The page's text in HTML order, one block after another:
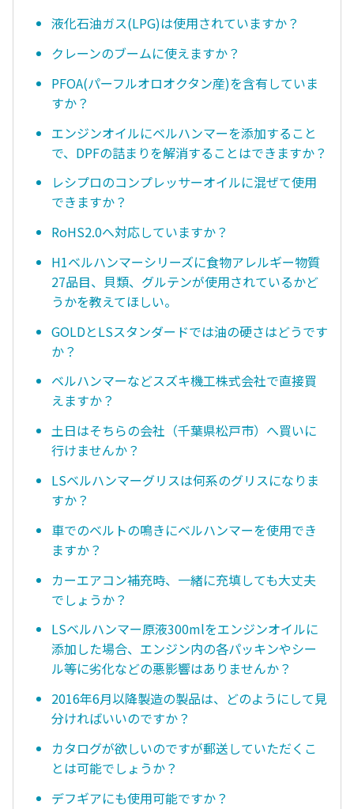
液化石油ガス(LPG)は使用されていますか？
クレーンのブームに使えますか？
PFOA(パーフルオロオクタン産)を含有していま
すか？
エンジンオイルにベルハンマーを添加すること
で、DPFの詰まりを解消することはできますか？
レシプロのコンプレッサーオイルに混ぜて使用
できますか？
RoHS2.0へ対応していますか？
H1ベルハンマーシリーズに食物アレルギー物質
27品目、貝類、グルテンが使用されているかど
うかを教えてほしい。
GOLDとLSスタンダードでは油の硬さはどうです
か？
ベルハンマーなどスズキ機工株式会社で直接買
えますか？
土日はそちらの会社（千葉県松戸市）へ買いに
行けませんか？
LSベルハンマーグリスは何系のグリスになりま
すか？
車でのベルトの鳴きにベルハンマーを使用でき
ますか？
カーエアコン補充時、一緒に充填しても大丈夫
でしょうか？
LSベルハンマー原液300mlをエンジンオイルに
添加した場合、エンジン内の各パッキンやシー
ル等に劣化などの悪影響はありませんか？
2016年6月以降製造の製品は、どのようにして見
分ければいいのですか？
カタログが欲しいのですが郵送していただくこ
とは可能でしょうか？
デフギアにも使用可能ですか？